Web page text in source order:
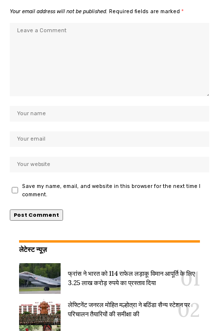
Your email address will not be published. Required fields are marked *
Save my name, email, and website in this browser for the next time I
comment.
लेटेस्ट न्यूज़
फ्रांस ने भारत को 114 राफेल लड़ाकू विमान आपूर्ति के लिए
3.25 लाख करोड़ रुपये का प्रस्ताव दिया
लेफ्टिनेंट जनरल मोहित मल्होत्रा ने बठिंडा सैन्य स्टेशन पर
परिचालन तैयारियों की समीक्षा की